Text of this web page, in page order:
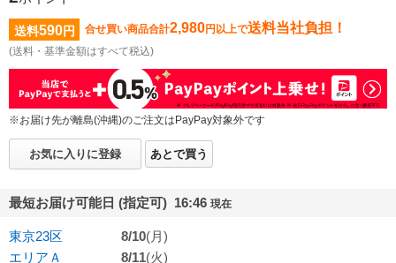
送料590円 合せ買い商品合計2,980円以上で送料当社負担！
(送料・基準金額はすべて税込)
※お届け先が離島(沖縄)のご注文はPayPay対象外です
お気に入りに登録 あとで買う
最短お届け可能日 (指定可) 16:46 現在
東京23区 8/10(月)
エリアＡ
8/11(火)